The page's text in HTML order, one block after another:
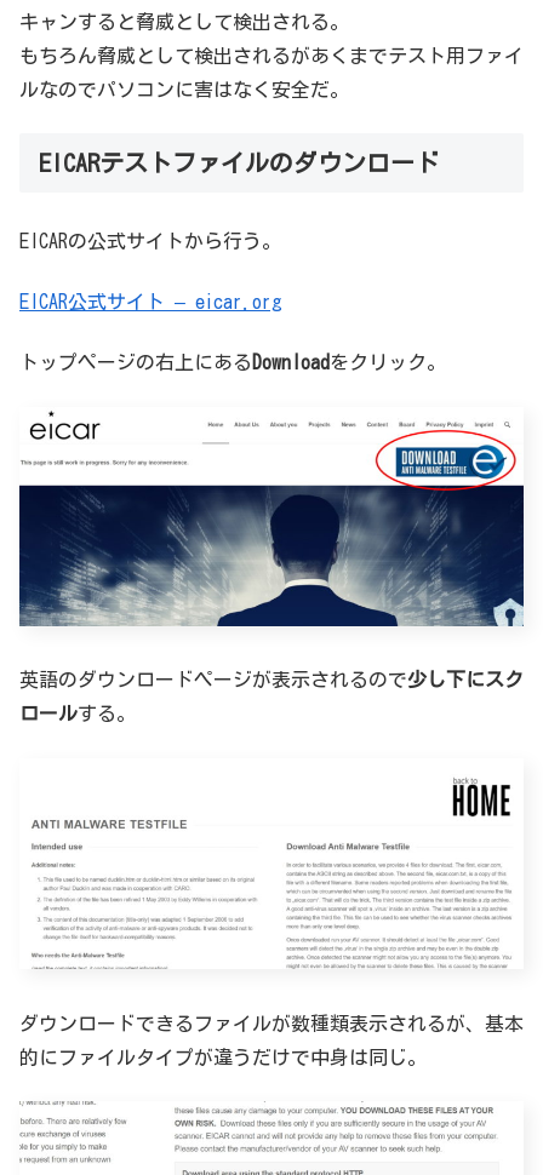
キャンすると脅威として検出される。
もちろん脅威として検出されるがあくまでテスト用ファイ
ルなのでパソコンに害はなく安全だ。
EICARテストファイルのダウンロード
EICARの公式サイトから行う。
EICAR公式サイト – eicar.org
トップページの右上にある Downloadをクリック。
英語のダウンロードページが表示されるので少し下にスク
ロールする。
ダウンロードできるファイルが数種類表示されるが、基本
的にファイルタイプが違うだけで中身は同じ。